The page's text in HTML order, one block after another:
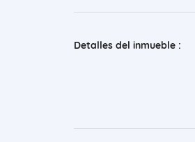
Detalles del inmueble :